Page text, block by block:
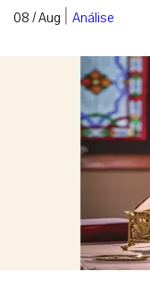
08 / Aug | Análise